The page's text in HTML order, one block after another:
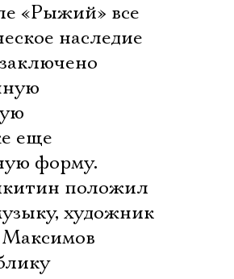
«Рыжий» все
наследие
еще
форму.
положил
художник